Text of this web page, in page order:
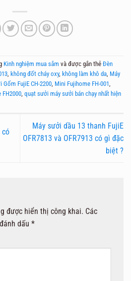
Kinh nghiệm mua sắm và được gắn thẻ Đèn
không đốt cháy oxy, không làm khô da Máy
Gốm FujiE CH-2200 Mini Fujihome FH-001
quạt sưởi máy sưởi bán chạy nhất hiện
có
Máy sưởi dầu 13 thanh FujiE
OFR7813 và OFR7913 có gì đặc
biệt ?
được hiển thị công khai. Các
dấu *